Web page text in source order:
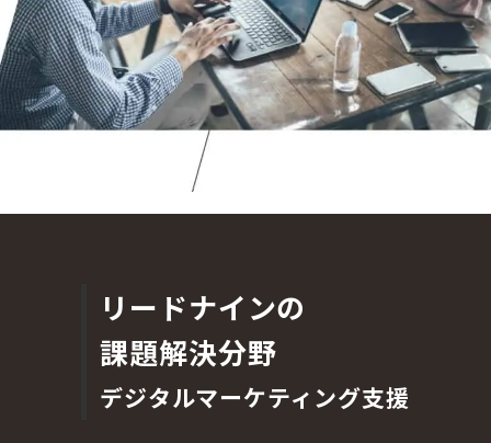
リードナインの
課題解決分野
デジタルマーケティング支援